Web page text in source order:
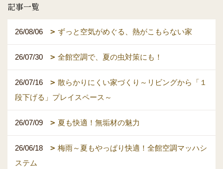
記事一覧
26/08/06 ずっと空気がめぐる、熱がこもらない家
26/07/30 全館空調で、夏の虫対策にも！
26/07/16
散らかりにくい家づくり～リビングから「１
段下げる」プレイスペース～
26/07/09 夏も快適！無垢材の魅力
26/06/18
梅雨～夏もやっぱり快適！全館空調マッハシ
ステム